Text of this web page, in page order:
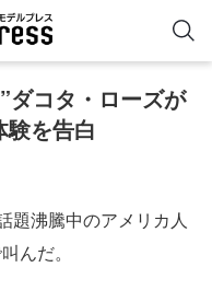
ダコタ・ローズが
を告白
題沸騰中のアメリカ人
んだ。